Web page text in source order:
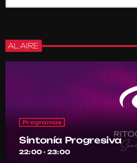
AL AIRE
Programas
Sintonía Progresiva
22:00 - 23:00